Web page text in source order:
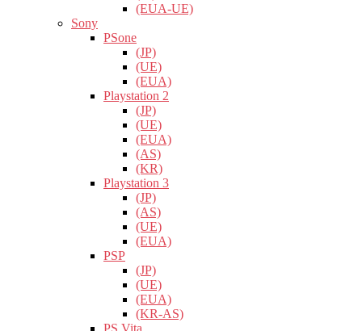
(EUA-UE)
Sony
PSone
(JP)
(UE)
(EUA)
Playstation 2
(JP)
(UE)
(EUA)
(AS)
(KR)
Playstation 3
(JP)
(AS)
(UE)
(EUA)
PSP
(JP)
(UE)
(EUA)
(KR-AS)